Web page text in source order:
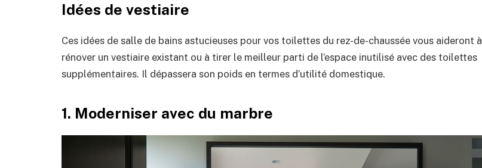
Idées de vestiaire
Ces idées de salle de bains astucieuses pour vos toilettes du rez-de-chaussée vous aideront à
rénover un vestiaire existant ou à tirer le meilleur parti de l’espace inutilisé avec des toilettes
supplémentaires. Il dépassera son poids en termes d’utilité domestique.
1. Moderniser avec du marbre